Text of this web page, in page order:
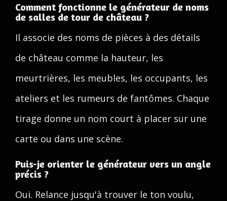
Comment fonctionne le générateur de noms
de salles de tour de château ?
Il associe des noms de pièces à des détails
de château comme la hauteur, les
meurtrières, les meubles, les occupants, les
ateliers et les rumeurs de fantômes. Chaque
tirage donne un nom court à placer sur une
carte ou dans une scène.
Puis-je orienter le générateur vers un angle
précis ?
Oui. Relance jusqu'à trouver le ton voulu,